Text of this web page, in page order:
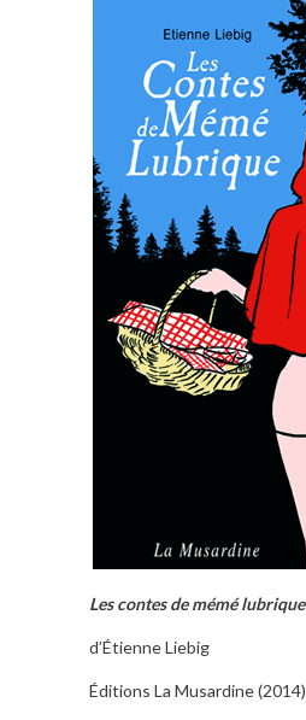
Les contes de mémé lubrique
d’Étienne Liebig
Éditions La Musardine (2014)